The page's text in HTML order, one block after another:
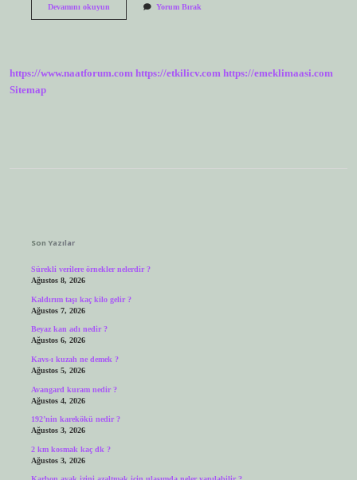
Devamını okuyunAslan
Yorum Bırak
https://www.naatforum.com https://etkilicv.com https://emeklimaasi.com
Sitemap
Son Yazılar
Sürekli verilere örnekler nelerdir ?
Ağustos 8, 2026
Kaldırım taşı kaç kilo gelir ?
Ağustos 7, 2026
Beyaz kan adı nedir ?
Ağustos 6, 2026
Kavs-ı kuzah ne demek ?
Ağustos 5, 2026
Avangard kuram nedir ?
Ağustos 4, 2026
192’nin karekökü nedir ?
Ağustos 3, 2026
2 km kosmak kaç dk ?
Ağustos 3, 2026